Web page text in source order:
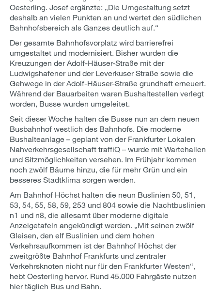
Oesterling. Josef ergänzte: „Die Umgestaltung setzt
deshalb an vielen Punkten an und wertet den südlichen
Bahnhofsbereich als Ganzes deutlich auf.“
Der gesamte Bahnhofsvorplatz wird barrierefrei
umgestaltet und modernisiert. Bisher wurden die
Kreuzungen der Adolf-Häuser-Straße mit der
Ludwigshafener und der Leverkuser Straße sowie die
Gehwege in der Adolf-Häuser-Straße grundhaft erneuert.
Während der Bauarbeiten waren Bushaltestellen verlegt
worden, Busse wurden umgeleitet.
Seit dieser Woche halten die Busse nun an dem neuen
Busbahnhof westlich des Bahnhofs. Die moderne
Bushalteanlage – geplant von der Frankfurter Lokalen
Nahverkehrsgesellschaft traffiQ – wurde mit Wartehallen
und Sitzmöglichkeiten versehen. Im Frühjahr kommen
noch zwölf Bäume hinzu, die für mehr Grün und ein
besseres Stadtklima sorgen werden.
Am Bahnhof Höchst halten die neun Buslinien 50, 51,
53, 54, 55, 58, 59, 253 und 804 sowie die Nachtbuslinien
n1 und n8, die allesamt über moderne digitale
Anzeigetafeln angekündigt werden. „Mit seinen zwölf
Gleisen, den elf Buslinien und dem hohen
Verkehrsaufkommen ist der Bahnhof Höchst der
zweitgrößte Bahnhof Frankfurts und zentraler
Verkehrsknoten nicht nur für den Frankfurter Westen“,
hebt Oesterling hervor. Rund 45.000 Fahrgäste nutzen
hier täglich Bus und Bahn.